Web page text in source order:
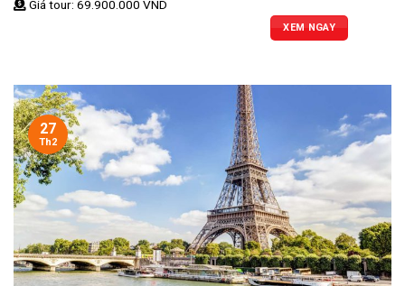
Giá tour: 69.900.000 VND
XEM NGAY
27
Th2